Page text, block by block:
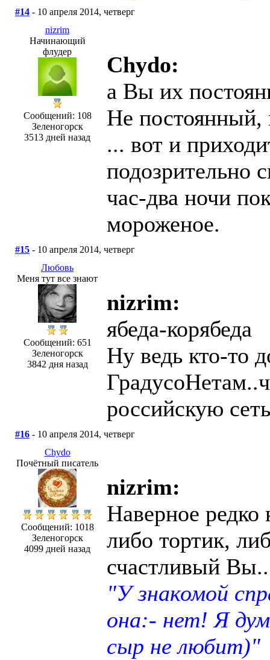
#14 - 10 апреля 2014, четверг
nizrim
Начинающий
флудер
Сообщений: 108
Зеленогорск
3513 дней назад
Chydo:
а Вы их
Не постоянный,
... вот и
подозрительно
час-два ночи
мороженое.
#15 - 10 апреля 2014, четверг
Любовь
Меня тут все знают
Сообщений: 651
Зеленогорск
3842 дня назад
nizrim:
ябеда-корябеда
Ну ведь кто-то
российскую
#16 - 10 апреля 2014, четверг
Chydo
Почётный писатель
Сообщений: 1018
Зеленогорск
4099 дней назад
nizrim:
Наверное редко
либо тортик,
счастливый
"У знакомой
она:- нет! Я
сыр не любит)"